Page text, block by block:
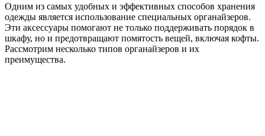
Одним из самых удобных и эффективных способов хранения
одежды является использование специальных органайзеров.
Эти аксессуары помогают не только поддерживать порядок в
шкафу, но и предотвращают помятость вещей, включая кофты.
Рассмотрим несколько типов органайзеров и их
преимущества.